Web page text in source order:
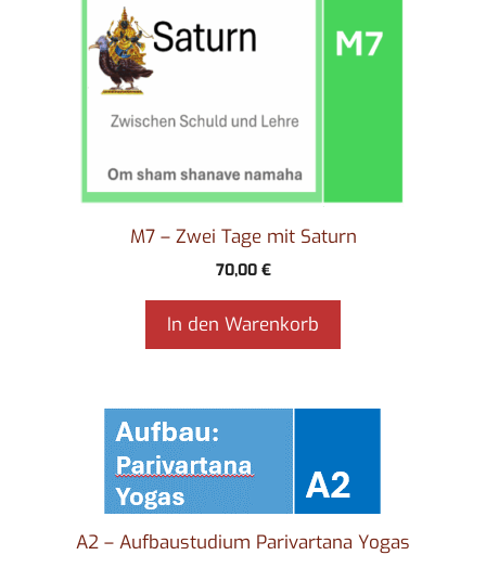
M7 – Zwei Tage mit Saturn
70,00 €
In den Warenkorb
A2 – Aufbaustudium Parivartana Yogas